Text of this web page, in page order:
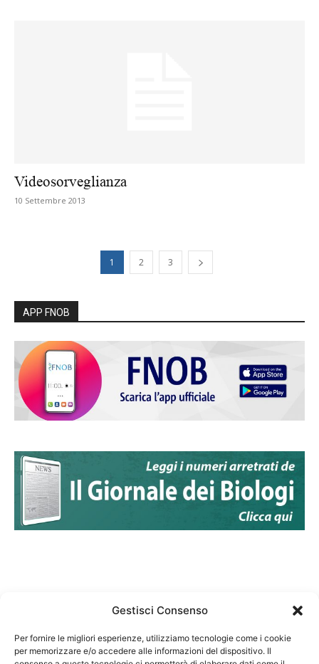
Gestisci Consenso
Per fornire le migliori esperienze, utilizziamo tecnologie come i cookie
per memorizzare e/o accedere alle informazioni del dispositivo. Il
Videosorveglianza
10 Settembre 2013
1 2 3
APP FNOB
Federazione Nazionale Degli Ordini dei Biologi: